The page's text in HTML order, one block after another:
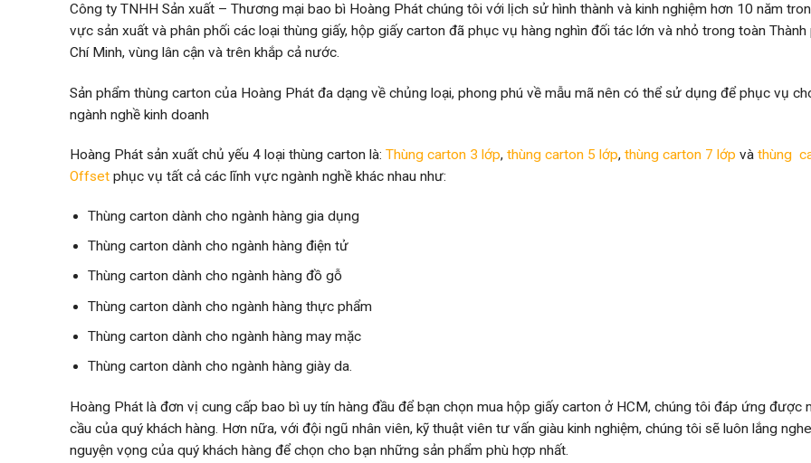
Công ty TNHH Sản xuất – Thương mại bao bì Hoàng Phát chúng tôi với lịch sử hình thành và kinh nghiệm hơn 10 năm
vực sản xuất và phân phối các loại thùng giấy, hộp giấy carton đã phục vụ hàng nghìn đối tác lớn và nhỏ trong toàn
Chí Minh, vùng lân cận và trên khắp cả nước.
Sản phẩm thùng carton của Hoàng Phát đa dạng về chủng loại, phong phú về mẫu mã nên có thể sử dụng để phục vụ
ngành nghề kinh doanh
Hoàng Phát sản xuất chủ yếu 4 loại thùng carton là: Thùng carton 3 lớp, thùng carton 5 lớp, thùng carton 7 lớp và thùng
Offset phục vụ tất cả các lĩnh vực ngành nghề khác nhau như:
Thùng carton dành cho ngành hàng gia dụng
Thùng carton dành cho ngành hàng điện tử
Thùng carton dành cho ngành hàng đồ gỗ
Thùng carton dành cho ngành hàng thực phẩm
Thùng carton dành cho ngành hàng may mặc
Thùng carton dành cho ngành hàng giày da.
Hoàng Phát là đơn vị cung cấp bao bì uy tín hàng đầu để bạn chọn mua hộp giấy carton ở HCM, chúng tôi đáp ứng được
cầu của quý khách hàng. Hơn nữa, với đội ngũ nhân viên, kỹ thuật viên tư vấn giàu kinh nghiệm, chúng tôi sẽ luôn lắng
nguyện vọng của quý khách hàng để chọn cho bạn những sản phẩm phù hợp nhất.